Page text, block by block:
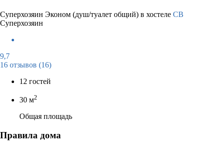
Суперхозяин Эконом (душ/туалет общий) в хостеле СВ
Суперхозяин
9,7
16 отзывов (16)
12 гостей
30 м2
Общая площадь
Правила дома